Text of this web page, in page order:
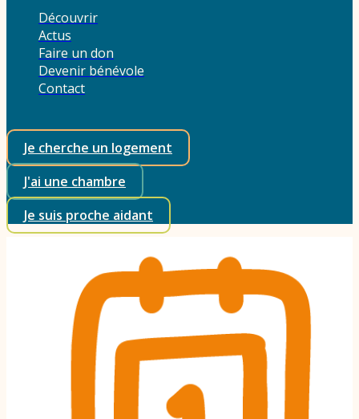
Découvrir
Actus
Faire un don
Devenir bénévole
Contact
Je cherche un logement
J'ai une chambre
Je suis proche aidant